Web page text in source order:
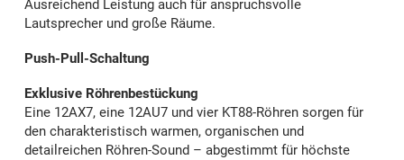
Ausreichend Leistung auch für anspruchsvolle
Lautsprecher und große Räume.
Push-Pull-Schaltung
Exklusive Röhrenbestückung
Eine 12AX7, eine 12AU7 und vier KT88-Röhren sorgen für
den charakteristisch warmen, organischen und
detailreichen Röhren-Sound – abgestimmt für höchste